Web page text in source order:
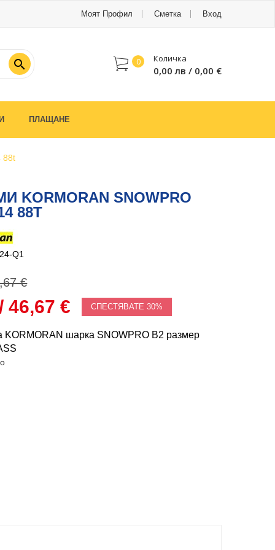
Моят Профил Сметка Вход
Количка
0
0,00 лв / 0,00 €

ПЛАЩАНЕ
88t
KORMORAN SNOWPRO
88T
Q1
€
46,67 € СПЕСТЯВАТЕ 30%
KORMORAN шарка SNOWPRO B2 размер